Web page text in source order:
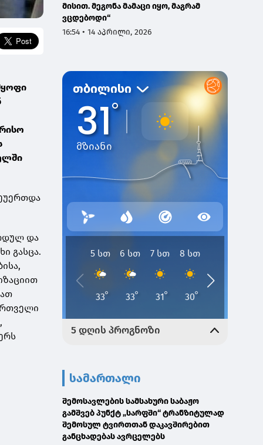
და
გასცა.
მისით. მეგონა მამაცი იყო, მაგრამ
ვცდებოდი“
16:54 • 14 აპრილი, 2026
სამართალი
შემოსავლების სამსახური საბაჟო
გამშვებ პუნქტ „სარფში“ ტრანზიტულად
შემოსულ ტვირთთან დაკავშირებით
განცხადებას ავრცელებს